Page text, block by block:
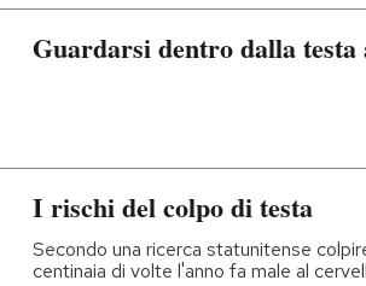
Guardarsi dentro dalla testa
I rischi del colpo di testa
Secondo una ricerca statunitense
centinaia di volte l'anno fa male al